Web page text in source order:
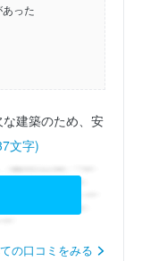
った
建築のため、安
文字)
の口コミをみる